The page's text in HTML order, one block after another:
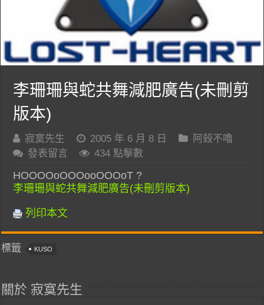
李珊珊與蛇共舞減肥廣告(未刪剪
版本)
寂寞先生 2005 年 6 月 8 日
阿殺不嚕
發表留言
434 點擊數
HOOOOoOOOooOOOoT ?
李珊珊與蛇共舞減肥廣告(未刪剪版本)
列印本文
標籤 KUSO
關於 寂寞先生